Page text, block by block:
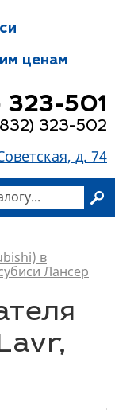
ценам
323-501
323-502
д. 74
в
Лансер